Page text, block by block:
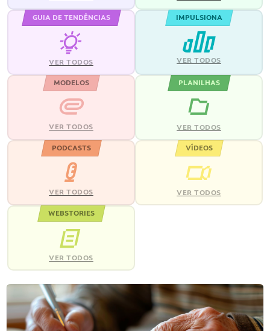
GUIA DE TENDÊNCIAS
VER TODOS
IMPULSIONA
VER TODOS
MODELOS
VER TODOS
PLANILHAS
VER TODOS
PODCASTS
VER TODOS
VÍDEOS
VER TODOS
WEBSTORIES
VER TODOS